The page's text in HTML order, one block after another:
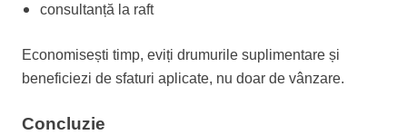
consultanță la raft
Economisești timp, eviți drumurile suplimentare și
beneficiezi de sfaturi aplicate, nu doar de vânzare.
Concluzie